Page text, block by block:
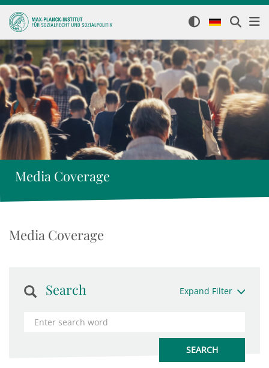
Media Coverage
Media Coverage
Search Expand Filter